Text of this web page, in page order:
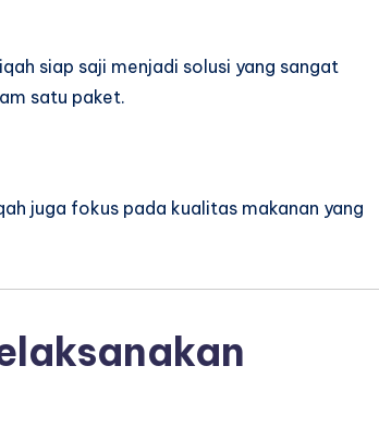
siap saji menjadi solusi yang sangat
satu paket.
juga fokus pada kualitas makanan yang